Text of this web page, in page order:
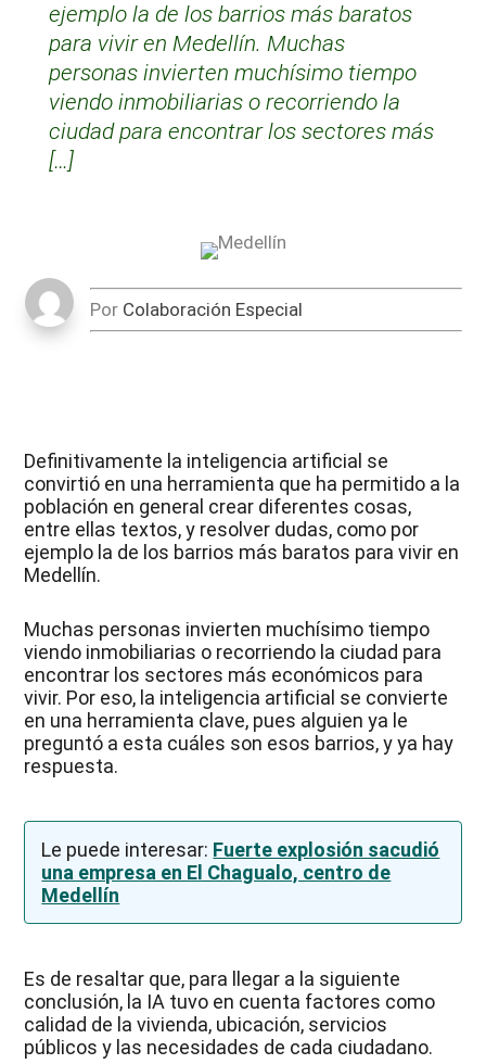
ejemplo la de los barrios más baratos
para vivir en Medellín. Muchas
personas invierten muchísimo tiempo
viendo inmobiliarias o recorriendo la
ciudad para encontrar los sectores más
[…]
Por Colaboración Especial
Definitivamente la inteligencia artificial se
convirtió en una herramienta que ha permitido a la
población en general crear diferentes cosas,
entre ellas textos, y resolver dudas, como por
ejemplo la de los barrios más baratos para vivir en
Medellín.
Muchas personas invierten muchísimo tiempo
viendo inmobiliarias o recorriendo la ciudad para
encontrar los sectores más económicos para
vivir. Por eso, la inteligencia artificial se convierte
en una herramienta clave, pues alguien ya le
preguntó a esta cuáles son esos barrios, y ya hay
respuesta.
Le puede interesar: Fuerte explosión sacudió
una empresa en El Chagualo, centro de
Medellín
Es de resaltar que, para llegar a la siguiente
conclusión, la IA tuvo en cuenta factores como
calidad de la vivienda, ubicación, servicios
públicos y las necesidades de cada ciudadano.